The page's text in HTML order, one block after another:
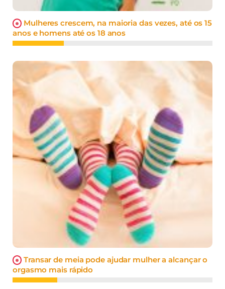
Mulheres crescem, na maioria das vezes, até os 15
anos e homens até os 18 anos
Transar de meia pode ajudar mulher a alcançar o
orgasmo mais rápido